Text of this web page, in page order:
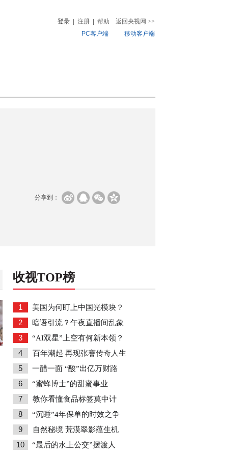
登录 注册 帮助 返回央视网 >>
PC客户端
移动客户端
分享到：
收视TOP榜
1 美国为何盯上中国光模块？
2 暗语引流？午夜直播间乱象
3 “AI双星”上空有何新本领？
4 百年潮起 再现张謇传奇人生
5 一醋一面 “酸”出亿万财路
6 “蜜蜂博士”的甜蜜事业
7 教你看懂食品标签莫中计
8 “沉睡”4年保单的时效之争
9 自然秘境 荒漠翠影蕴生机
10 “最后的水上公交”摆渡人